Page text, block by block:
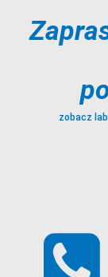
zobacz